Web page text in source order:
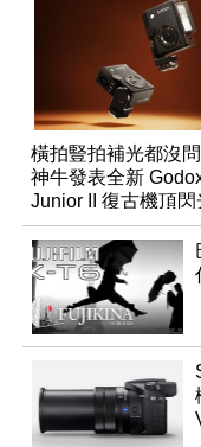
橫拍豎拍補光都沒問
神牛發表全新
Junior II 復古機頂閃